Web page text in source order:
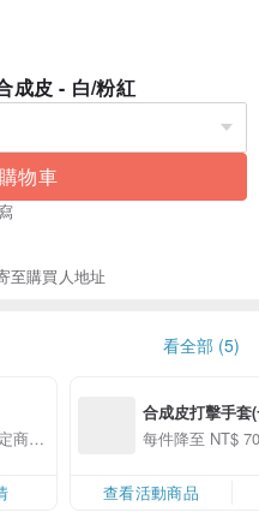
成皮 - 白/粉紅
物車
至購買人地址
看全部 (5)
商
合成皮打擊手套
每件降至 NT$
查看活動商品